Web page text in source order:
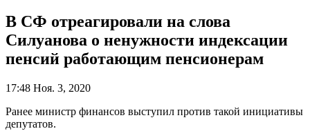
В СФ отреагировали на слова
Силуанова о ненужности индексации
пенсий работающим пенсионерам
17:48 Ноя. 3, 2020
Ранее министр финансов выступил против такой инициативы
депутатов.